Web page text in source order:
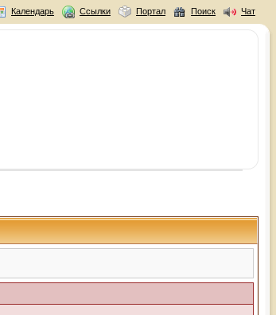
Календарь Ссылки Портал Поиск Чат